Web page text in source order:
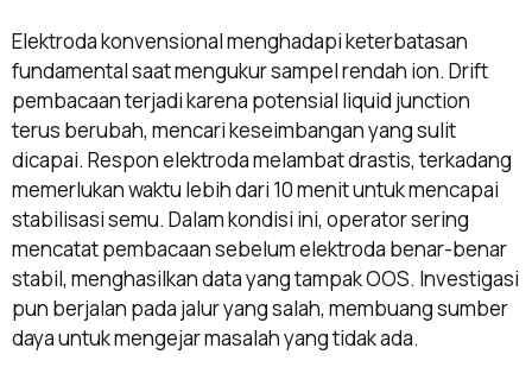
Elektroda konvensional menghadapi keterbatasan
fundamental saat mengukur sampel rendah ion. Drift
pembacaan terjadi karena potensial liquid junction
terus berubah, mencari keseimbangan yang sulit
dicapai. Respon elektroda melambat drastis, terkadang
memerlukan waktu lebih dari 10 menit untuk mencapai
stabilisasi semu. Dalam kondisi ini, operator sering
mencatat pembacaan sebelum elektroda benar-benar
stabil, menghasilkan data yang tampak OOS. Investigasi
pun berjalan pada jalur yang salah, membuang sumber
daya untuk mengejar masalah yang tidak ada.